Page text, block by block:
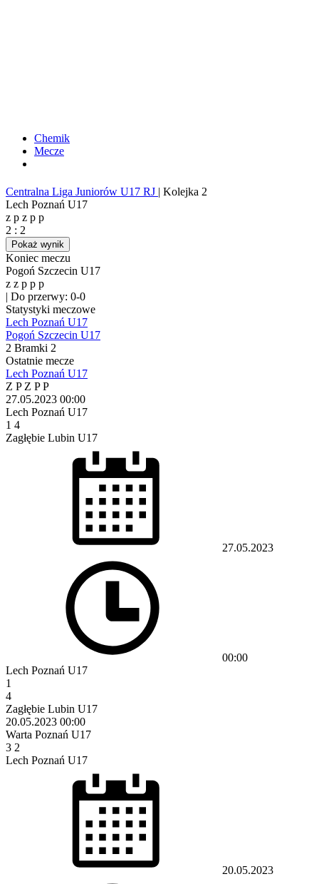
Chemik
Mecze
Centralna Liga Juniorów U17 RJ | Kolejka 2
Lech Poznań U17
z p z p p
2 : 2
Pokaż wynik
Koniec meczu
Pogoń Szczecin U17
z z p p p
| Do przerwy: 0-0
Statystyki meczowe
Lech Poznań U17
Pogoń Szczecin U17
2 Bramki 2
Ostatnie mecze
Lech Poznań U17
Z PZ PP
27.05.2023 00:00
Lech Poznań U17
1 4
Zagłębie Lubin U17
27.05.2023
00:00
Lech Poznań U17
1
4
Zagłębie Lubin U17
20.05.2023 00:00
Warta Poznań U17
3 2
Lech Poznań U17
20.05.2023